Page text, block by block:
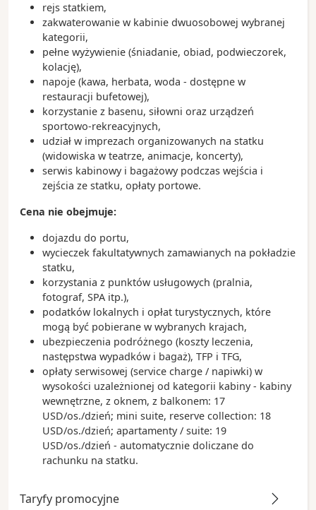
rejs statkiem,
zakwaterowanie w kabinie dwuosobowej wybranej
kategorii,
pełne wyżywienie (śniadanie, obiad, podwieczorek,
kolację),
napoje (kawa, herbata, woda - dostępne w
restauracji bufetowej),
korzystanie z basenu, siłowni oraz urządzeń
sportowo-rekreacyjnych,
udział w imprezach organizowanych na statku
(widowiska w teatrze, animacje, koncerty),
serwis kabinowy i bagażowy podczas wejścia i
zejścia ze statku, opłaty portowe.
Cena nie obejmuje:
dojazdu do portu,
wycieczek fakultatywnych zamawianych na pokładzie
statku,
korzystania z punktów usługowych (pralnia,
fotograf, SPA itp.),
podatków lokalnych i opłat turystycznych, które
mogą być pobierane w wybranych krajach,
ubezpieczenia podróżnego (koszty leczenia,
następstwa wypadków i bagaż), TFP i TFG,
opłaty serwisowej (service charge / napiwki) w
wysokości uzależnionej od kategorii kabiny - kabiny
wewnętrzne, z oknem, z balkonem: 17
USD/os./dzień; mini suite, reserve collection: 18
USD/os./dzień; apartamenty / suite: 19
USD/os./dzień - automatycznie doliczane do
rachunku na statku.
Taryfy promocyjne